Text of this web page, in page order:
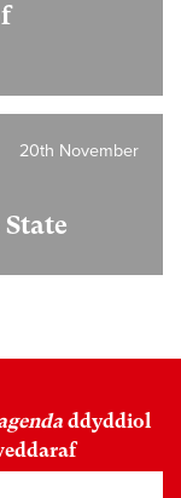
20th November
ddyddiol